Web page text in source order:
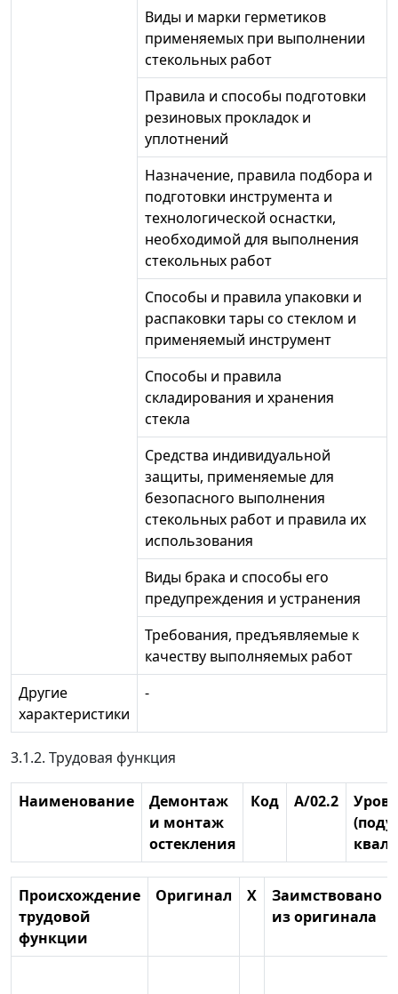
Виды и марки герметиков
применяемых при выполнении
стекольных работ
Правила и способы подготовки
резиновых прокладок и
уплотнений
Назначение, правила подбора и
подготовки инструмента и
технологической оснастки,
необходимой для выполнения
стекольных работ
Способы и правила упаковки и
распаковки тары со стеклом и
применяемый инструмент
Способы и правила
складирования и хранения
стекла
Средства индивидуальной
защиты, применяемые для
безопасного выполнения
стекольных работ и правила их
использования
Виды брака и способы его
предупреждения и устранения
Требования, предъявляемые к
качеству выполняемых работ
Другие
характеристики
-
3.1.2. Трудовая функция
Наименование
Демонтаж
и монтаж
остекления
Код А/02.2
Происхождение
трудовой
функции
Оригинал X
Заимствовано
из оригинала